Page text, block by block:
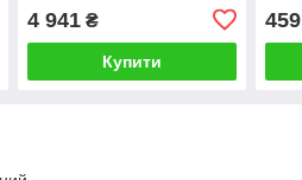
4 941₴
Купити
459